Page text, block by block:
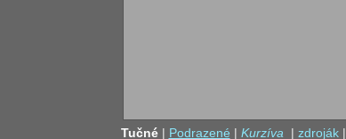
Tučné| Podrazené | Kurzíva | zdroják|